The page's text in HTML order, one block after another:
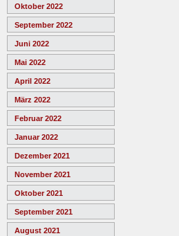
Oktober 2022
September 2022
Juni 2022
Mai 2022
April 2022
März 2022
Februar 2022
Januar 2022
Dezember 2021
November 2021
Oktober 2021
September 2021
August 2021